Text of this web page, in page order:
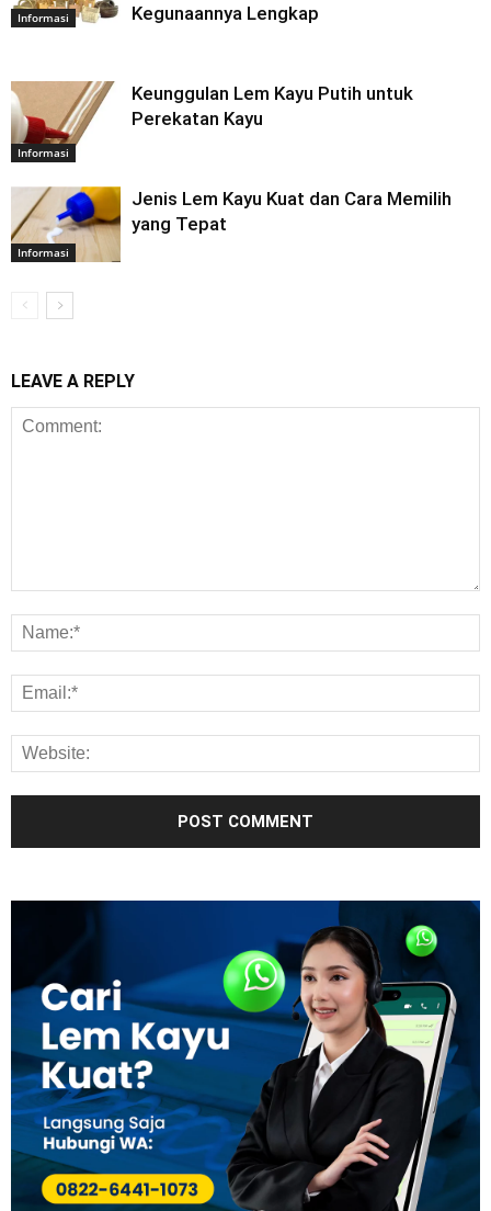
Informasi
Kegunaannya Lengkap
Informasi
Keunggulan Lem Kayu Putih untuk
Perekatan Kayu
Informasi
Jenis Lem Kayu Kuat dan Cara Memilih
yang Tepat
LEAVE A REPLY